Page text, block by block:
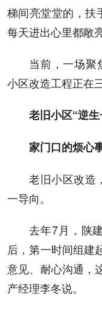
梯间亮堂堂的，扶
每天进出心里都敞
当前，一场聚
小区改造工程正在
老旧小区“逆生
家门口的烦心
老旧小区改造
一导向。
去年7月，陕
后，第一时间组建
意见、耐心沟通，
产经理李冬说。